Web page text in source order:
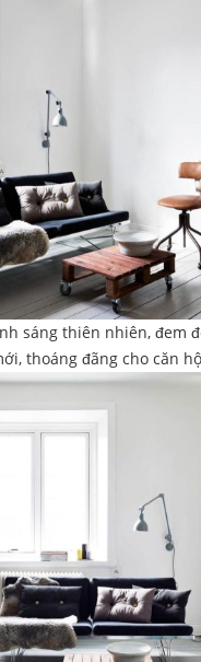
sáng thiên nhiên, đem
thoáng đãng cho căn hộ